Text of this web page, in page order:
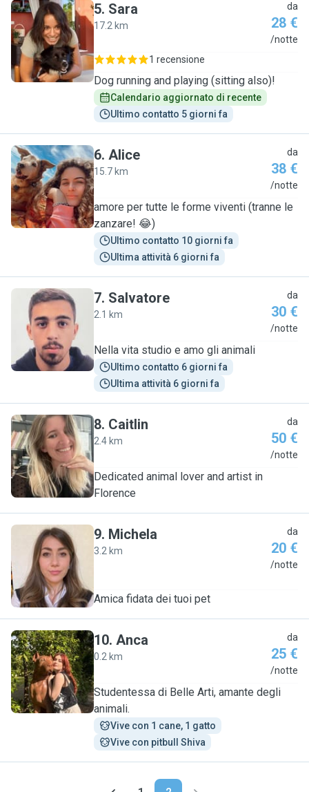
S
5. Sara
17.2 km
da
28 €
/notte
1 recensione
Dog running and playing (sitting also)!
Calendario aggiornato di recente
Ultimo contatto 5 giorni fa
A
6. Alice
15.7 km
da
38 €
/notte
amore per tutte le forme viventi (tranne le
zanzare! 😂)
Ultimo contatto 10 giorni fa
Ultima attività 6 giorni fa
S
7. Salvatore
2.1 km
da
30 €
/notte
Nella vita studio e amo gli animali
Ultimo contatto 6 giorni fa
Ultima attività 6 giorni fa
C
8. Caitlin
2.4 km
da
50 €
/notte
Dedicated animal lover and artist in
Florence
M
9. Michela
3.2 km
da
20 €
/notte
Amica fidata dei tuoi pet
A
10. Anca
0.2 km
da
25 €
/notte
Studentessa di Belle Arti, amante degli
animali.
Vive con 1 cane, 1 gatto
Vive con pitbull Shiva